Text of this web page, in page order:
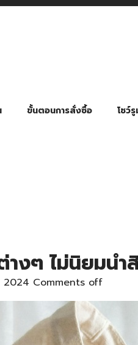
ขั้นตอนการสั่งซื้อ โชว์
งๆ ไม่นิยมนำ
2024 Comments off